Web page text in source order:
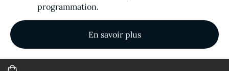
programmation.
En savoir plus